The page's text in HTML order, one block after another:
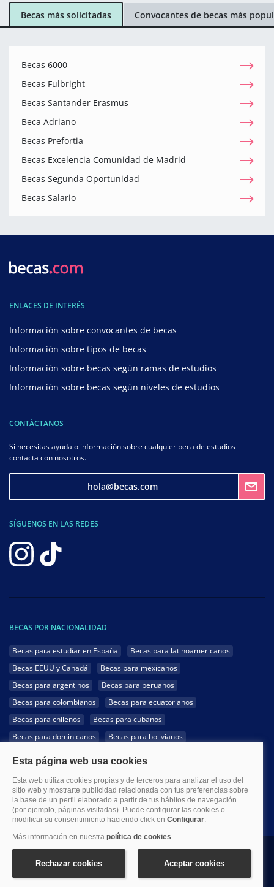
Becas más solicitadas Convocantes de becas más
Becas 6000
Becas Fulbright
Becas Santander Erasmus
Beca Adriano
Becas Prefortia
Becas Excelencia Comunidad de Madrid
Becas Segunda Oportunidad
Becas Salario
ENLACES DE INTERÉS
Información sobre convocantes de becas
Información sobre tipos de becas
Información sobre becas según ramas de estudios
Información sobre becas según niveles de estudios
CONTÁCTANOS
Si necesitas ayuda o información sobre cualquier beca de estudios
contacta con nosotros.
hola@becas.com
SÍGUENOS EN LAS REDES
BECAS POR NACIONALIDAD
Becas para estudiar en España
Becas para latinoamericanos
Becas EEUU y Canadá
Becas para mexicanos
Becas para argentinos
Becas para peruanos
Becas para colombianos
Becas para ecuatorianos
Becas para chilenos
Becas para cubanos
Becas para dominicanos
Becas para bolivianos
Becas para hondureños
Becas para paraguayos
Becas para uruguayos
Becas para salvadoreños
1999-2026 Becas.com @Todos los derechos reservados